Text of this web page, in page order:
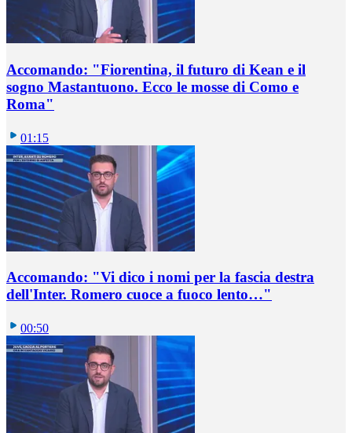
Accomando: "Fiorentina, il futuro di Kean e il
sogno Mastantuono. Ecco le mosse di Como e
Roma"
01:15
Accomando: "Vi dico i nomi per la fascia destra
dell'Inter. Romero cuoce a fuoco lento…"
00:50